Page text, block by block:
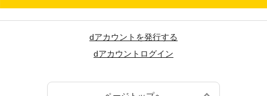
dアカウントを発行する
dアカウントログイン